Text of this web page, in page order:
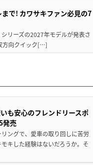
で! カワサキファン必見の7
リーズの2027年モデルが発表さ
方向クイック[…]
も安心のフレンドリースポ
発売
ングで、愛車の取り回しに苦労
キした経験はないだろうか。そ